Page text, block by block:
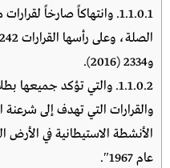
1.1.0.1. وانتهاكاً صارخاً
و2334 (2016).
1.1.0.2. والتي تؤكد جميعها
والقرارات التي تهدف إلى شرعنة
الأنشطة الاستيطانية في الأرض
عام 1967″.